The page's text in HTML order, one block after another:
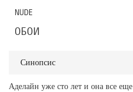
Синопсис
Аделайн уже сто лет и она все
NUDE
ОБОИ